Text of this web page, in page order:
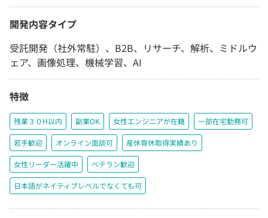
開発内容タイプ
受託開発（社外常駐）、B2B、リサーチ、解析、ミドルウ
ェア、画像処理、機械学習、AI
特徴
残業３０H以内 副業OK 女性エンジニアが在籍 一部在宅勤務可
若手歓迎 オンライン面談可 産休育休取得実績あり
女性リーダー活躍中 ベテラン歓迎
日本語がネイティブレベルでなくても可